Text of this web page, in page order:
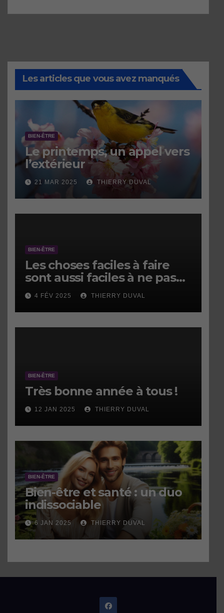
Les articles que vous avez manqués
BIEN-ÊTRE
Le printemps, un appel vers
l’extérieur
21 MAR 2025 THIERRY DUVAL
BIEN-ÊTRE
Les choses faciles à faire
sont aussi faciles à ne pas
faire.
4 FÉV 2025 THIERRY DUVAL
BIEN-ÊTRE
Très bonne année à tous !
12 JAN 2025 THIERRY DUVAL
BIEN-ÊTRE
Bien-être et santé : un duo
indissociable
6 JAN 2025 THIERRY DUVAL